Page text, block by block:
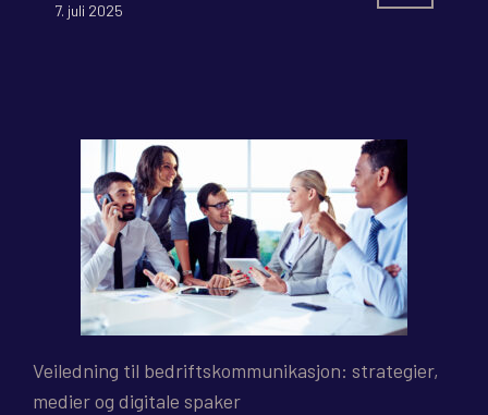
7. juli 2025
Veiledning til bedriftskommunikasjon: strategier,
medier og digitale spaker